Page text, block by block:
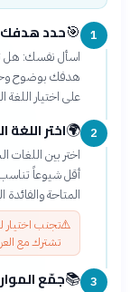
1
🎯حدد هدفك
اسأل نفسك: هل
على اختيار اللغة
2
🌍اختر
اختر بين اللغات
أقل شيوعاً تناسب
المتاحة
⚠️تجنب اختيار
تشترك مع
3
📚جمّع